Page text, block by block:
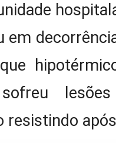
em
sofreu
resistindo